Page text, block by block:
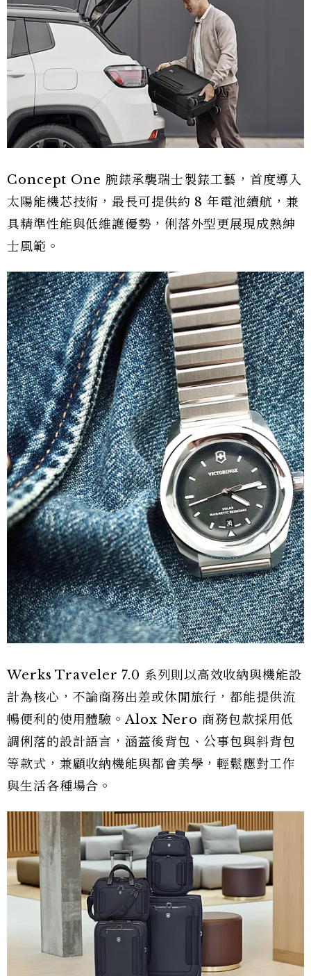
Concept One 腕錶承襲瑞士製錶工藝，首度導入
太陽能機芯技術，最長可提供約 8 年電池續航，兼
具精準性能與低維護優勢，俐落外型更展現成熟紳
士風範。
Werks Traveler 7.0 系列則以高效收納與機能設
計為核心，不論商務出差或休閒旅行，都能提供流
暢便利的使用體驗。Alox Nero 商務包款採用低
調俐落的設計語言，涵蓋後背包、公事包與斜背包
等款式，兼顧收納機能與都會美學，輕鬆應對工作
與生活各種場合。